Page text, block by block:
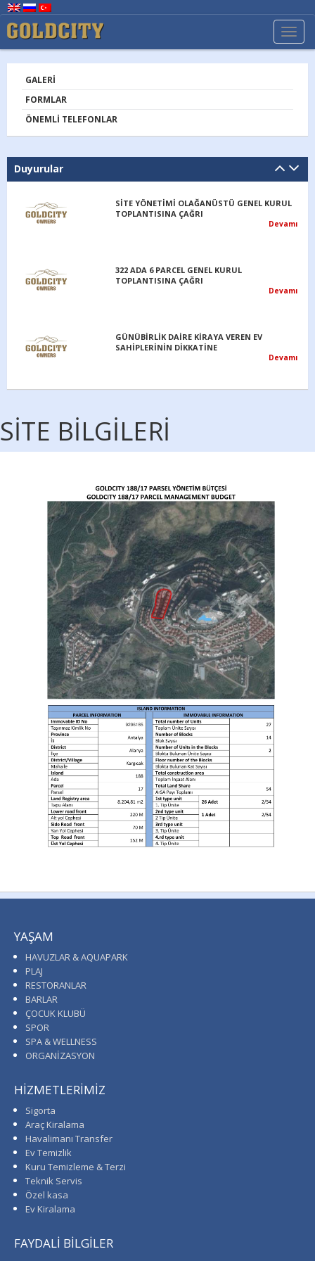
GALERI
FORMLAR
ÖNEMLI TELEFONLAR
Duyurular
YATIRIM YAPAN YABANCILARA VATANDAŞLIK
Hırsızlık Olayının Failleri Yakalandı
Devamı
Kira ve satış yetkileri hakkında
SİTE BİLGİLERİ
YAŞAM
HAVUZLAR & AQUAPARK
PLAJ
RESTORANLAR
BARLAR
ÇOCUK KLUBÜ
SPOR
SPA & WELLNESS
ORGANİZASYON
HİZMETLERİMİZ
Sigorta
Araç Kiralama
Havalimanı Transfer
Ev Temizlik
Kuru Temizleme & Terzi
Teknik Servis
Özel kasa
Ev Kiralama
FAYDALİ BİLGİLER